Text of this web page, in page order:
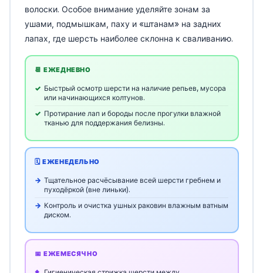
волоски. Особое внимание уделяйте зонам за
ушами, подмышкам, паху и «штанам» на задних
лапах, где шерсть наиболее склонна к сваливанию.
📆 ЕЖЕДНЕВНО
Быстрый осмотр шерсти на наличие репьев, мусора
или начинающихся колтунов.
Протирание лап и бороды после прогулки влажной
тканью для поддержания белизны.
🗓️ ЕЖЕНЕДЕЛЬНО
Тщательное расчёсывание всей шерсти гребнем и
пуходёркой (вне линьки).
Контроль и очистка ушных раковин влажным ватным
диском.
📅 ЕЖЕМЕСЯЧНО